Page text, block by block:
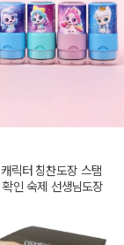
릭터 칭찬도장 스탬
인 숙제 선생님도장